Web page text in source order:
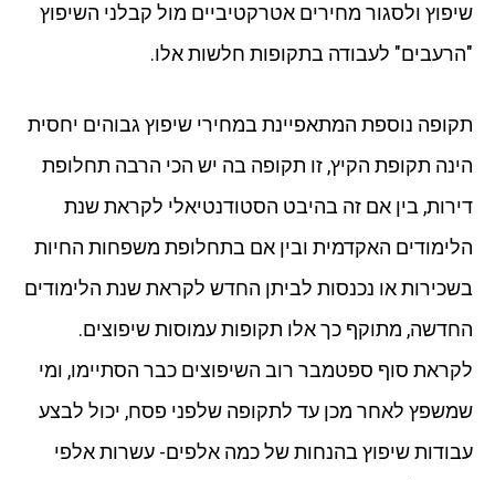
שיפוץ ולסגור מחירים אטרקטיביים מול קבלני השיפוץ
"הרעבים" לעבודה בתקופות חלשות אלו.
תקופה נוספת המתאפיינת במחירי שיפוץ גבוהים יחסית
הינה תקופת הקיץ, זו תקופה בה יש הכי הרבה תחלופת
דירות, בין אם זה בהיבט הסטודנטיאלי לקראת שנת
הלימודים האקדמית ובין אם בתחלופת משפחות החיות
בשכירות או נכנסות לביתן החדש לקראת שנת הלימודים
החדשה, מתוקף כך אלו תקופות עמוסות שיפוצים.
לקראת סוף ספטמבר רוב השיפוצים כבר הסתיימו, ומי
שמשפץ לאחר מכן עד לתקופה שלפני פסח, יכול לבצע
עבודות שיפוץ בהנחות של כמה אלפים- עשרות אלפי